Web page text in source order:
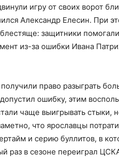
игру от своих ворот
Александр Елесин. При
защитники
из-за ошибки Ивана
право разыграть
ошибку, этим
чаще выигрывать стыки,
что ярославцы
и серию буллитов, в
раз в сезоне переиграл